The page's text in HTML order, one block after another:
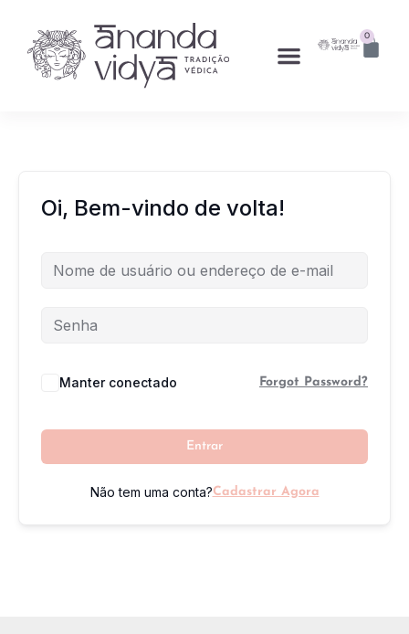
0
Oi, Bem-vindo de volta!
Manter conectado Forgot Password?
Entrar
Não tem uma conta?Cadastrar Agora